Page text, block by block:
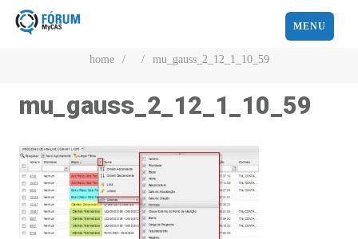
MENU
home / / mu_gauss_2_12_1_10_59
mu_gauss_2_12_1_10_59